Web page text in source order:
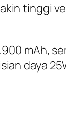
tinggi
mAh,
daya